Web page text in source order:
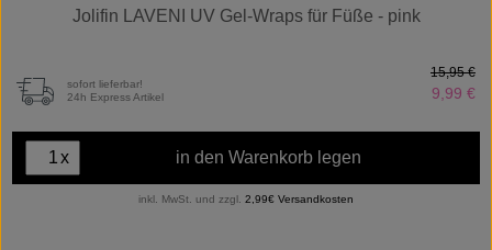
Jolifin LAVENI UV Gel-Wraps für Füße - pink
sofort lieferbar!
24h Express Artikel
9,99 €
15,95 €
x in den Warenkorb legen
inkl. MwSt. und zzgl. 2,99€ Versandkosten